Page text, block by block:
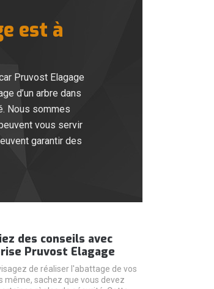
est à
Pruvost Elagage
d’un arbre dans
Nous sommes
vous servir
garantir des
des conseils avec
Pruvost Elagage
de réaliser l'abattage de vos
même, sachez que vous devez